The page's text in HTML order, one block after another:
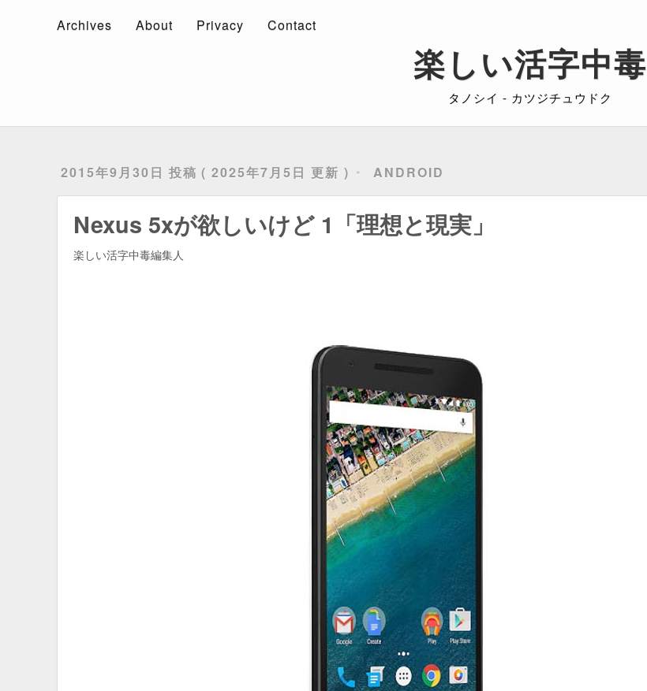
楽しい活字中毒
タノシイ - カツジチュウドク
Archives About Privacy Contact
2015年9月30日 投稿 2025年7月5日 更新 ANDROID
Nexus 5xが欲しいけど 1「理想と現実」
楽しい活字中毒編集人